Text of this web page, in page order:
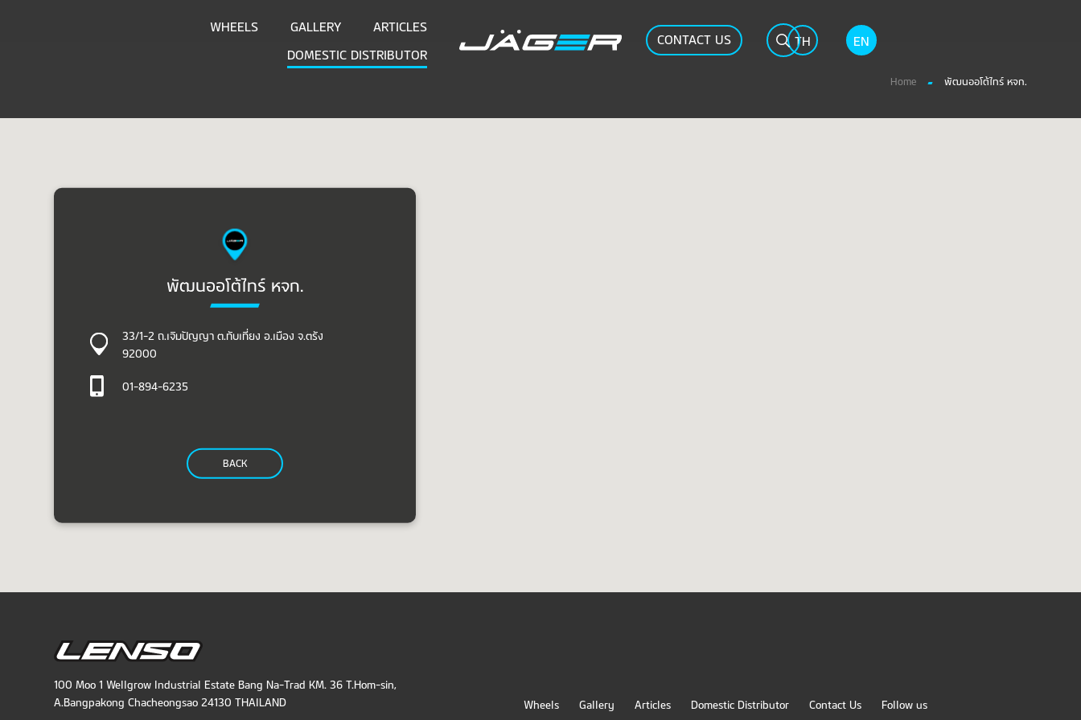
WHEELS GALLERY
ARTICLES
DOMESTIC DISTRIBUTOR
CONTACT US TH EN
Home พัฒนออโต้ไทร์ หจก.
พัฒนออโต้ไทร์ หจก.
33/1-2 ถ.เจิมปัญญา ต.ทับเที่ยง อ.เมือง จ.ตรัง
92000
01-894-6235
BACK
100 Moo 1 Wellgrow Industrial Estate Bang Na-Trad KM. 36 T.Hom-sin,
A.Bangpakong Chacheongsao 24130 THAILAND
Wheels Gallery Articles Domestic Distributor Contact Us Follow us